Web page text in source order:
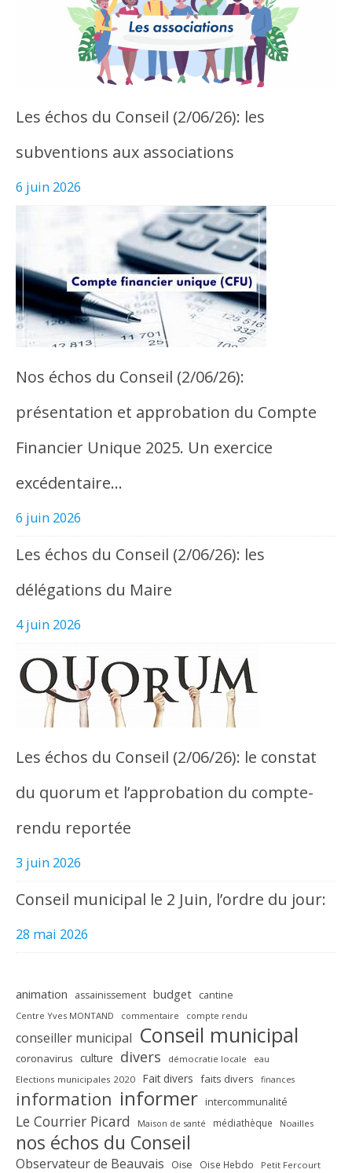
Les échos du Conseil (2/06/26): les
subventions aux associations
6 juin 2026
Nos échos du Conseil (2/06/26):
présentation et approbation du Compte
Financier Unique 2025. Un exercice
excédentaire…
6 juin 2026
Les échos du Conseil (2/06/26): les
délégations du Maire
4 juin 2026
Les échos du Conseil (2/06/26): le constat
du quorum et l’approbation du compte-
rendu reportée
3 juin 2026
Conseil municipal le 2 Juin, l’ordre du jour:
28 mai 2026
animation assainissement budget cantine
Centre Yves MONTAND commentaire compte rendu
conseiller municipal Conseil municipal
coronavirus culture divers démocratie locale eau
Elections municipales 2020 Fait divers faits divers finances
information informer intercommunalité
Le Courrier Picard Maison de santé médiathèque Noailles
nos échos du Conseil
Observateur de Beauvais Oise Oise Hebdo Petit Fercourt